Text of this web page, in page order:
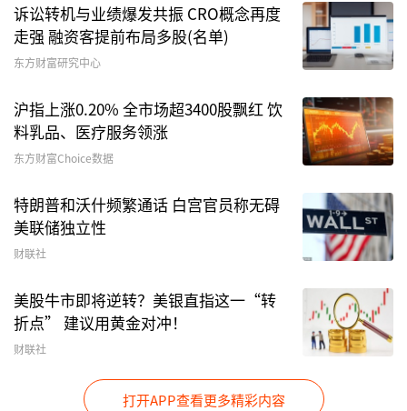
诉讼转机与业绩爆发共振 CRO概念再度
走强 融资客提前布局多股(名单)
东方财富研究中心
沪指上涨0.20% 全市场超3400股飘红 饮
料乳品、医疗服务领涨
东方财富Choice数据
特朗普和沃什频繁通话 白宫官员称无碍
美联储独立性
财联社
美股牛市即将逆转？美银直指这一“转
折点” 建议用黄金对冲！
财联社
打开APP查看更多精彩内容